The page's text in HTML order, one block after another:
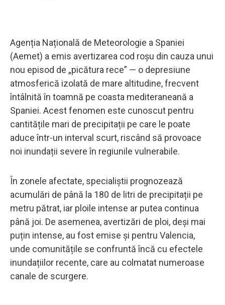
Agenția Națională de Meteorologie a Spaniei
(Aemet) a emis avertizarea cod roșu din cauza unui
nou episod de „picătura rece” — o depresiune
atmosferică izolată de mare altitudine, frecvent
întâlnită în toamnă pe coasta mediteraneană a
Spaniei. Acest fenomen este cunoscut pentru
cantitățile mari de precipitații pe care le poate
aduce într-un interval scurt, riscând să provoace
noi inundații severe în regiunile vulnerabile.
În zonele afectate, specialiștii prognozează
acumulări de până la 180 de litri de precipitații pe
metru pătrat, iar ploile intense ar putea continua
până joi. De asemenea, avertizări de ploi, deși mai
puțin intense, au fost emise și pentru Valencia,
unde comunitățile se confruntă încă cu efectele
inundațiilor recente, care au colmatat numeroase
canale de scurgere.